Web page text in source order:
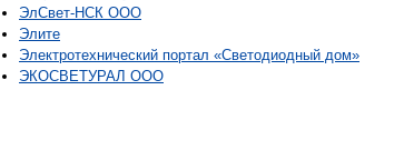
ЭлСвет-НСК ООО
Элите
Электротехнический портал «Светодиодный дом»
ЭКОСВЕТУРАЛ ООО